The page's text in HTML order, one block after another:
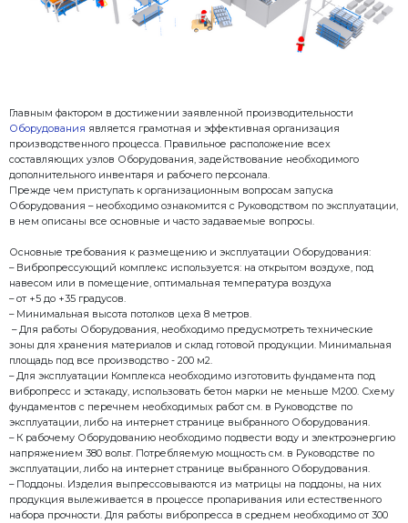
Главным фактором в достижении заявленной
Оборудованияявляется грамотная и эффективная
производственного процесса. Правильное
составляющих узлов Оборудования,
дополнительного инвентаря и рабочего персонала.
Прежде чем приступать к организационным
Оборудования – необходимо ознакомится с
в нем описаны все основные и часто задаваемые